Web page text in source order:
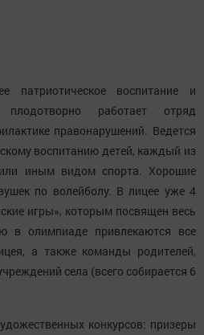
воспитание и
плодотворно работает отряд
правонарушений. Ведется
воспитанию детей, каждый из
иным видом спорта. Хорошие
по волейболу. В лицее уже 4
игры», которым посвящен весь
в олимпиаде привлекаются все
а также команды родителей,
села (всего собирается 6
конкурсов: призеры